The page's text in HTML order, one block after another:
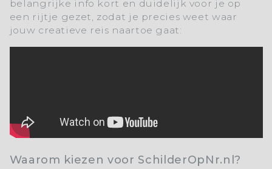
belangrijke info kort en duidelijk voor je op
een rijtje gezet, zodat je precies weet waar
jouw creatieve reis naartoe gaat:
Waarom kiezen voor SchilderOpNr.nl?